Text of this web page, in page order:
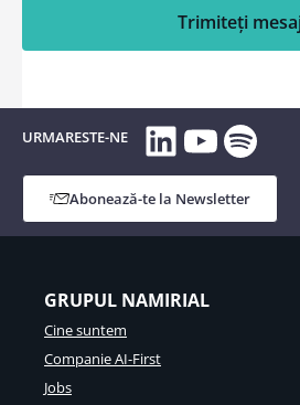
Trimiteți
URMARESTE-NE LinkedIn
Abonează-te la Newsletter
GRUPUL NAMIRIAL
Cine suntem
Companie AI-First
Jobs